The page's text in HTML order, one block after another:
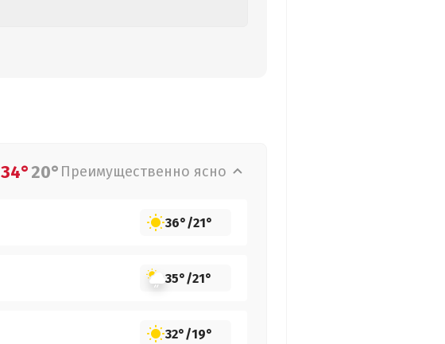
34°20° Преимущественно ясно
36°/21°
35°/21°
32°/19°